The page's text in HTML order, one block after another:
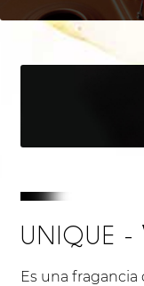
UNIQUE -
Es una fragancia